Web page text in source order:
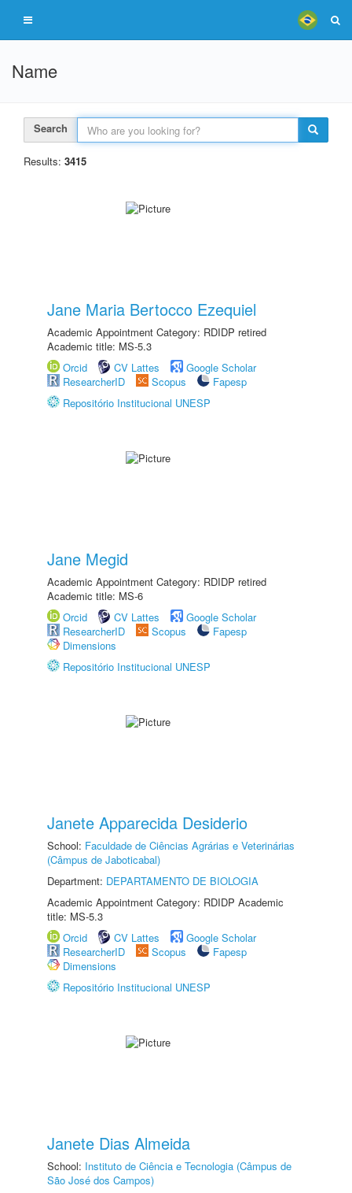
Name
Search
Results: 3415
Jane Maria Bertocco Ezequiel
Academic Appointment Category: RDIDP retired
Academic title: MS-5.3
Orcid
CV Lattes
Google Scholar
ResearcherID
Scopus
Fapesp
Repositório Institucional UNESP
Jane Megid
Academic Appointment Category: RDIDP retired
Academic title: MS-6
Orcid
CV Lattes
Google Scholar
ResearcherID
Scopus
Fapesp
Dimensions
Repositório Institucional UNESP
Janete Apparecida Desiderio
School: Faculdade de Ciências Agrárias e Veterinárias
(Câmpus de Jaboticabal)
Department: DEPARTAMENTO DE BIOLOGIA
Academic Appointment Category: RDIDP Academic
title: MS-5.3
Orcid
CV Lattes
Google Scholar
ResearcherID
Scopus
Fapesp
Dimensions
Repositório Institucional UNESP
Janete Dias Almeida
School: Instituto de Ciência e Tecnologia (Câmpus de
São José dos Campos)